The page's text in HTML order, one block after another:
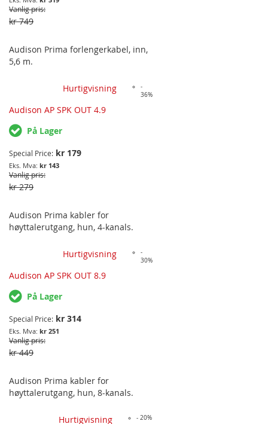
Vanlig pris
kr 749
Audison Prima forlengerkabel, inn,
5,6 m.
Hurtigvisning
-
36%
Audison AP SPK OUT 4.9
På Lager
Special Price kr 179
kr 143
Vanlig pris
kr 279
Audison Prima kabler for
høyttalerutgang, hun, 4-kanals.
Hurtigvisning
-
30%
Audison AP SPK OUT 8.9
På Lager
Special Price kr 314
kr 251
Vanlig pris
kr 449
Audison Prima kabler for
høyttalerutgang, hun, 8-kanals.
Hurtigvisning
- 20%